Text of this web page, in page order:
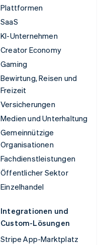
Plattformen
SaaS
KI-Unternehmen
Creator Economy
Gaming
Bewirtung, Reisen und
Freizeit
Versicherungen
Medien und Unterhaltung
Gemeinnützige
Organisationen
Fachdienstleistungen
Öffentlicher Sektor
Einzelhandel
Integrationen und
Custom-Lösungen
Stripe App-Marktplatz